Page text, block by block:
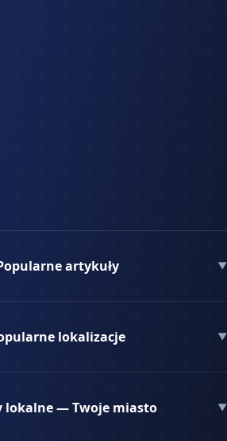
artykuły ▼
lokalizacje ▼
lokalne — Twoje miasto ▼